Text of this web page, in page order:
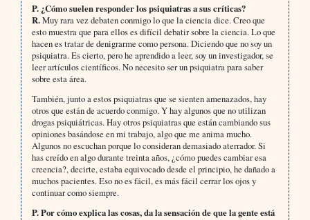
P. ¿Cómo suelen responder los psiquiatras a sus críticas?
R.Muy rara vez debaten conmigo lo que la ciencia dice. Creo que
esto muestra que para ellos es difícil debatir sobre la ciencia. Lo que
hacen es tratar de denigrarme como persona. Diciendo que no soy un
psiquiatra. Es cierto, pero he aprendido a leer, soy un investigador, se
leer artículos científicos. No necesito ser un psiquiatra para saber
sobre esta área.
También, junto a estos psiquiatras que se sienten amenazados, hay
otros que están de acuerdo conmigo. Y hay algunos que no utilizan
drogas psiquiátricas. Hay otros psiquiatras que están cambiando sus
opiniones basándose en mi trabajo, algo que me anima mucho.
Algunos no escuchan porque lo consideran demasiado aterrador. Si
has creído en algo durante treinta años, ¿cómo puedes cambiar esa
creencia?, decirte, estaba equivocado desde el principio, he dañado a
muchos pacientes. Eso no es fácil, es más fácil cerrar los ojos y
continuar como siempre.
P.Por cómo explica las cosas, da la sensación de que la gente está